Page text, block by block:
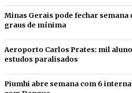
Minas Gerais pode fechar semana
graus de mínima
Aeroporto Carlos Prates: mil
estudos paralisados
Piumhi abre semana com 6